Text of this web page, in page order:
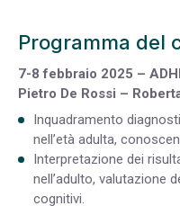
Programma del
7-8 febbraio 2025 –
Pietro De Rossi –
Inquadramento
nell’età adulta,
Interpretazione dei
nell’adulto, valutazione
cognitivi.